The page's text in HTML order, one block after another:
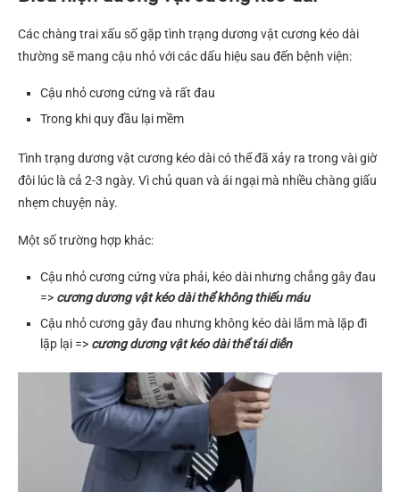
Các chàng trai xấu số gặp tình trạng dương vật cương kéo dài
thường sẽ mang cậu nhỏ với các dấu hiệu sau đến bệnh viện:
Cậu nhỏ cương cứng và rất đau
Trong khi quy đầu lại mềm
Tình trạng dương vật cương kéo dài có thể đã xảy ra trong vài giờ
đôi lúc là cả 2-3 ngày. Vì chủ quan và ái ngại mà nhiều chàng giấu
nhẹm chuyện này.
Một số trường hợp khác:
Cậu nhỏ cương cứng vừa phải, kéo dài nhưng chẳng gây đau
=> cương dương vật kéo dài thể không thiếu máu
Cậu nhỏ cương gây đau nhưng không kéo dài lắm mà lặp đi
lặp lại => cương dương vật kéo dài thể tái diễn